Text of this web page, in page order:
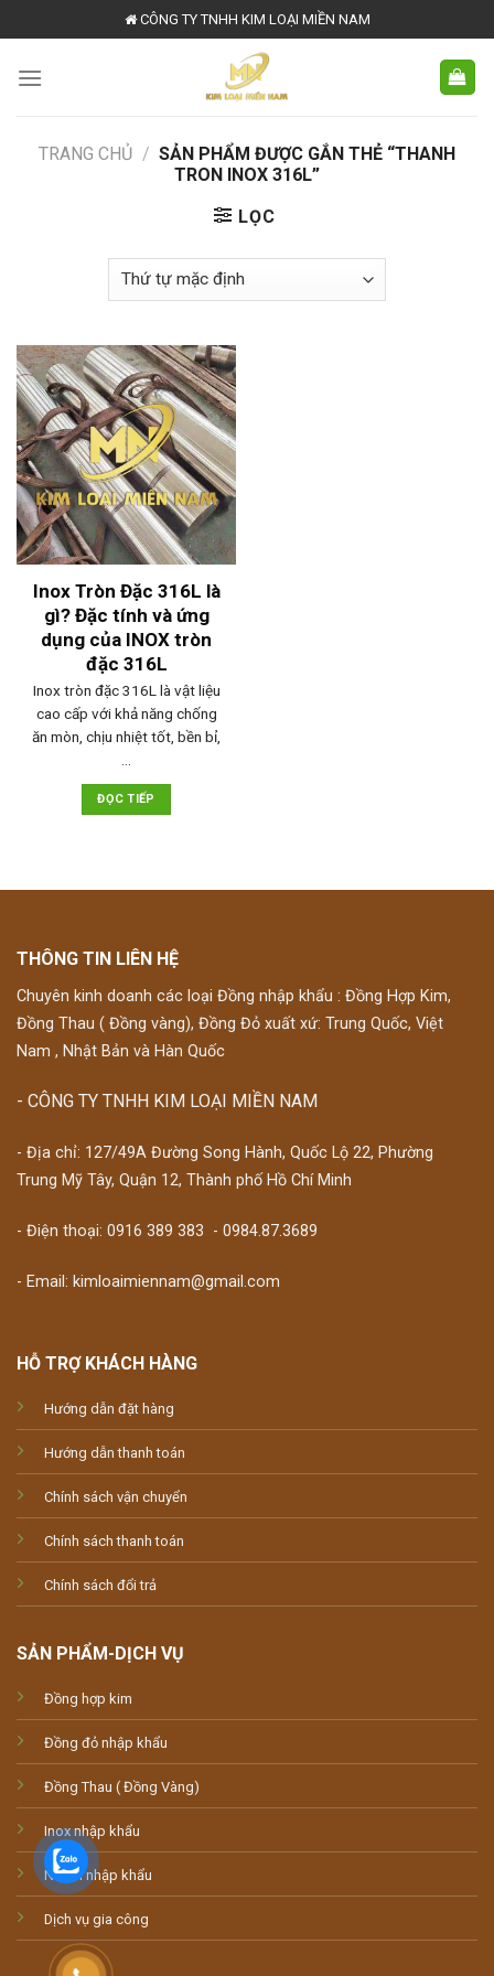
to
content
CÔNG TY TNHH KIM LOẠI MIỀN NAM
TRANG CHỦ / SẢN PHẨM ĐƯỢC GẮN THẺ “THANH
TRON INOX 316L”
LỌC
Inox Tròn Đặc 316L là
gì? Đặc tính và ứng
dụng của INOX tròn
đặc 316L
Inox tròn đặc 316L là vật liệu
cao cấp với khả năng chống
ăn mòn, chịu nhiệt tốt, bền bỉ,
ĐỌC TIẾP
THÔNG TIN LIÊN HỆ
Chuyên kinh doanh các loại Đồng nhập khẩu : Đồng Hợp Kim,
Đồng Thau ( Đồng vàng), Đồng Đỏ xuất xứ: Trung Quốc, Việt
Nam , Nhật Bản và Hàn Quốc
- CÔNG TY TNHH KIM LOẠI MIỀN NAM
- Địa chỉ: 127/49A Đường Song Hành, Quốc Lộ 22, Phường
Trung Mỹ Tây, Quận 12, Thành phố Hồ Chí Minh
- Điện thoại: 0916 389 383 - 0984.87.3689
- Email: kimloaimiennam@gmail.com
HỖ TRỢ KHÁCH HÀNG
Hướng dẫn đặt hàng
Hướng dẫn thanh toán
Chính sách vận chuyển
Chính sách thanh toán
Chính sách đổi trả
SẢN PHẨM-DỊCH VỤ
Đồng hợp kim
Đồng đỏ nhập khẩu
Đồng Thau ( Đồng Vàng)
Inox nhập khẩu
Nhôm nhập khẩu
Dịch vụ gia công